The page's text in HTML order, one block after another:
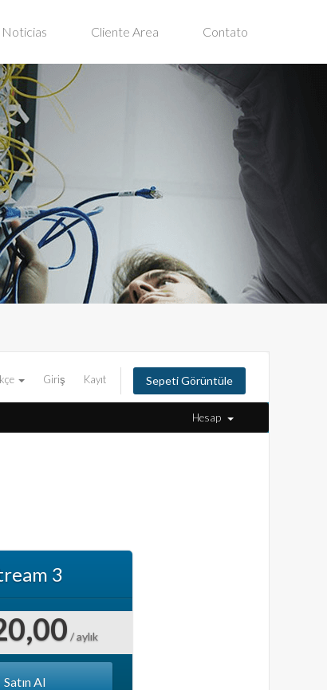
Noticias Cliente Area Contato
Giriş Kayıt Sepeti Görüntüle
Hesap
3
/ aylık
Satın Al